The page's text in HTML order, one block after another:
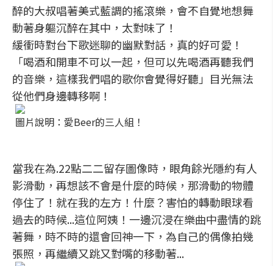
醉的大叔唱著美式藍調的搖滾樂，會不自覺地想舞
動著身軀沉醉在其中，太對味了！
緩衝時對台下歌迷聊的幽默對話，真的好可愛！
「喝酒和開車不可以一起，但可以先喝酒再聽我們
的音樂，這樣我們唱的歌你會覺得好聽」目光無法
從他們身邊轉移啊！
圖片說明：愛Beer的三人組！
當我在為.22點二二留存圖像時，眼角餘光隱約有人
影滑動，再想該不會是什麼的時候，那滑動的物體
停住了！就在我的左方！什麼？害怕的轉動眼球看
過去的時候...這位阿姨！一邊沉浸在樂曲中盡情的跳
著舞，時不時的還會回神一下，為自己的偶像拍幾
張照，再繼續又跳又對嘴的移動著...